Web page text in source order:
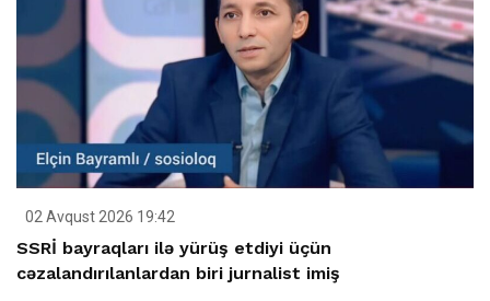
02 Avqust 2026 19:42
SSRİ bayraqları ilə yürüş etdiyi üçün
cəzalandırılanlardan biri jurnalist imiş